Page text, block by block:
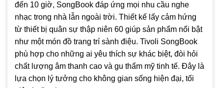
Cổng AUX 3.5mm in/out, cho phép kết nối linh hoạt với các
nguồn phát khác như máy tính, máy nghe nhạc, đầu CD…
Chất liệu cao cấp , khung nhôm và nhựa ABS bền bỉ, vừa
chắc chắn vừa mang tính thẩm mỹ cao.
Tính di động linh hoạt
, thiết kế gọn nhẹ, dễ mang theo du
lịch, dã ngoại hoặc sử dụng trong không gian làm việc.
đến 10 giờ, SongBook đáp ứng mọi nhu cầu nghe
nhạc trong nhà lẫn ngoài trời. Thiết kế lấy cảm hứng
từ thiết bị quân sự thập niên 60 giúp sản phẩm nổi bật
như một món đồ trang trí sành điệu. Tivoli SongBook
phù hợp cho những ai yêu thích sự khác biệt, đòi hỏi
chất lượng âm thanh cao và gu thẩm mỹ tinh tế. Đây là
lựa chọn lý tưởng cho không gian sống hiện đại, tối